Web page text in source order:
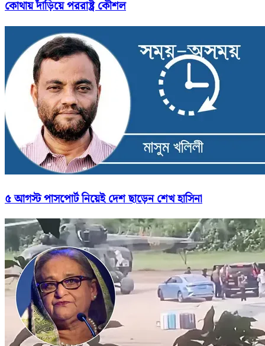
কোথায় দাঁড়িয়ে পররাষ্ট্র কৌশল
৫ আগস্ট পাসপোর্ট নিয়েই দেশ ছাড়েন শেখ হাসিনা